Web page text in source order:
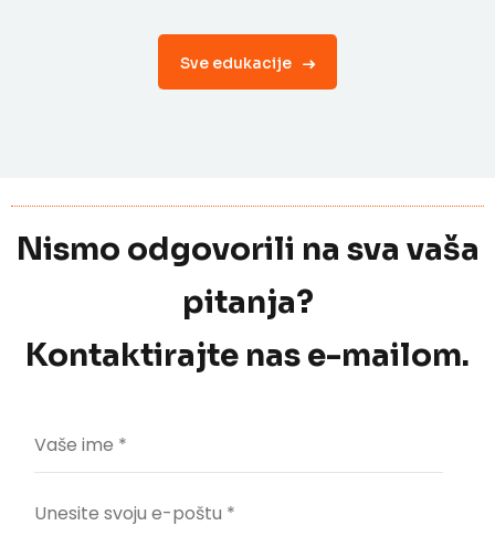
Sve edukacije
Nismo odgovorili na sva vaša
pitanja?
Kontaktirajte nas e-mailom.